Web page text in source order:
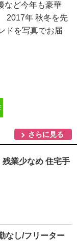
など今年も豪華
2017年 秋冬を先
ドを写真でお届
さらに見る
業少なめ 住宅手
なし/フリーター